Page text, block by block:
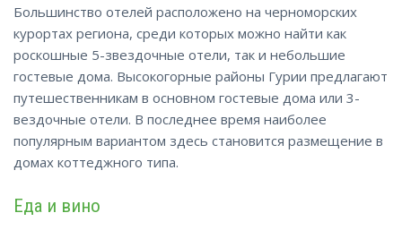
Большинство отелей расположено на черноморских
курортах региона, среди которых можно найти как
роскошные 5-звездочные отели, так и небольшие
гостевые дома. Высокогорные районы Гурии предлагают
путешественникам в основном гостевые дома или 3-
вездочные отели. В последнее время наиболее
популярным вариантом здесь становится размещение в
домах коттеджного типа.
Еда и вино